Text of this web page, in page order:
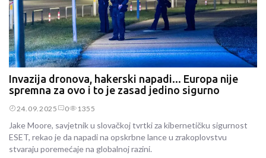
Invazija dronova, hakerski napadi... Europa nije
spremna za ovo i to je zasad jedino sigurno
24.09.2025 0 1355
Jake Moore, savjetnik u slovačkoj tvrtki za kibernetičku sigurnost
ESET, rekao je da napadi na opskrbne lance u zrakoplovstvu
stvaraju poremećaje na globalnoj razini.